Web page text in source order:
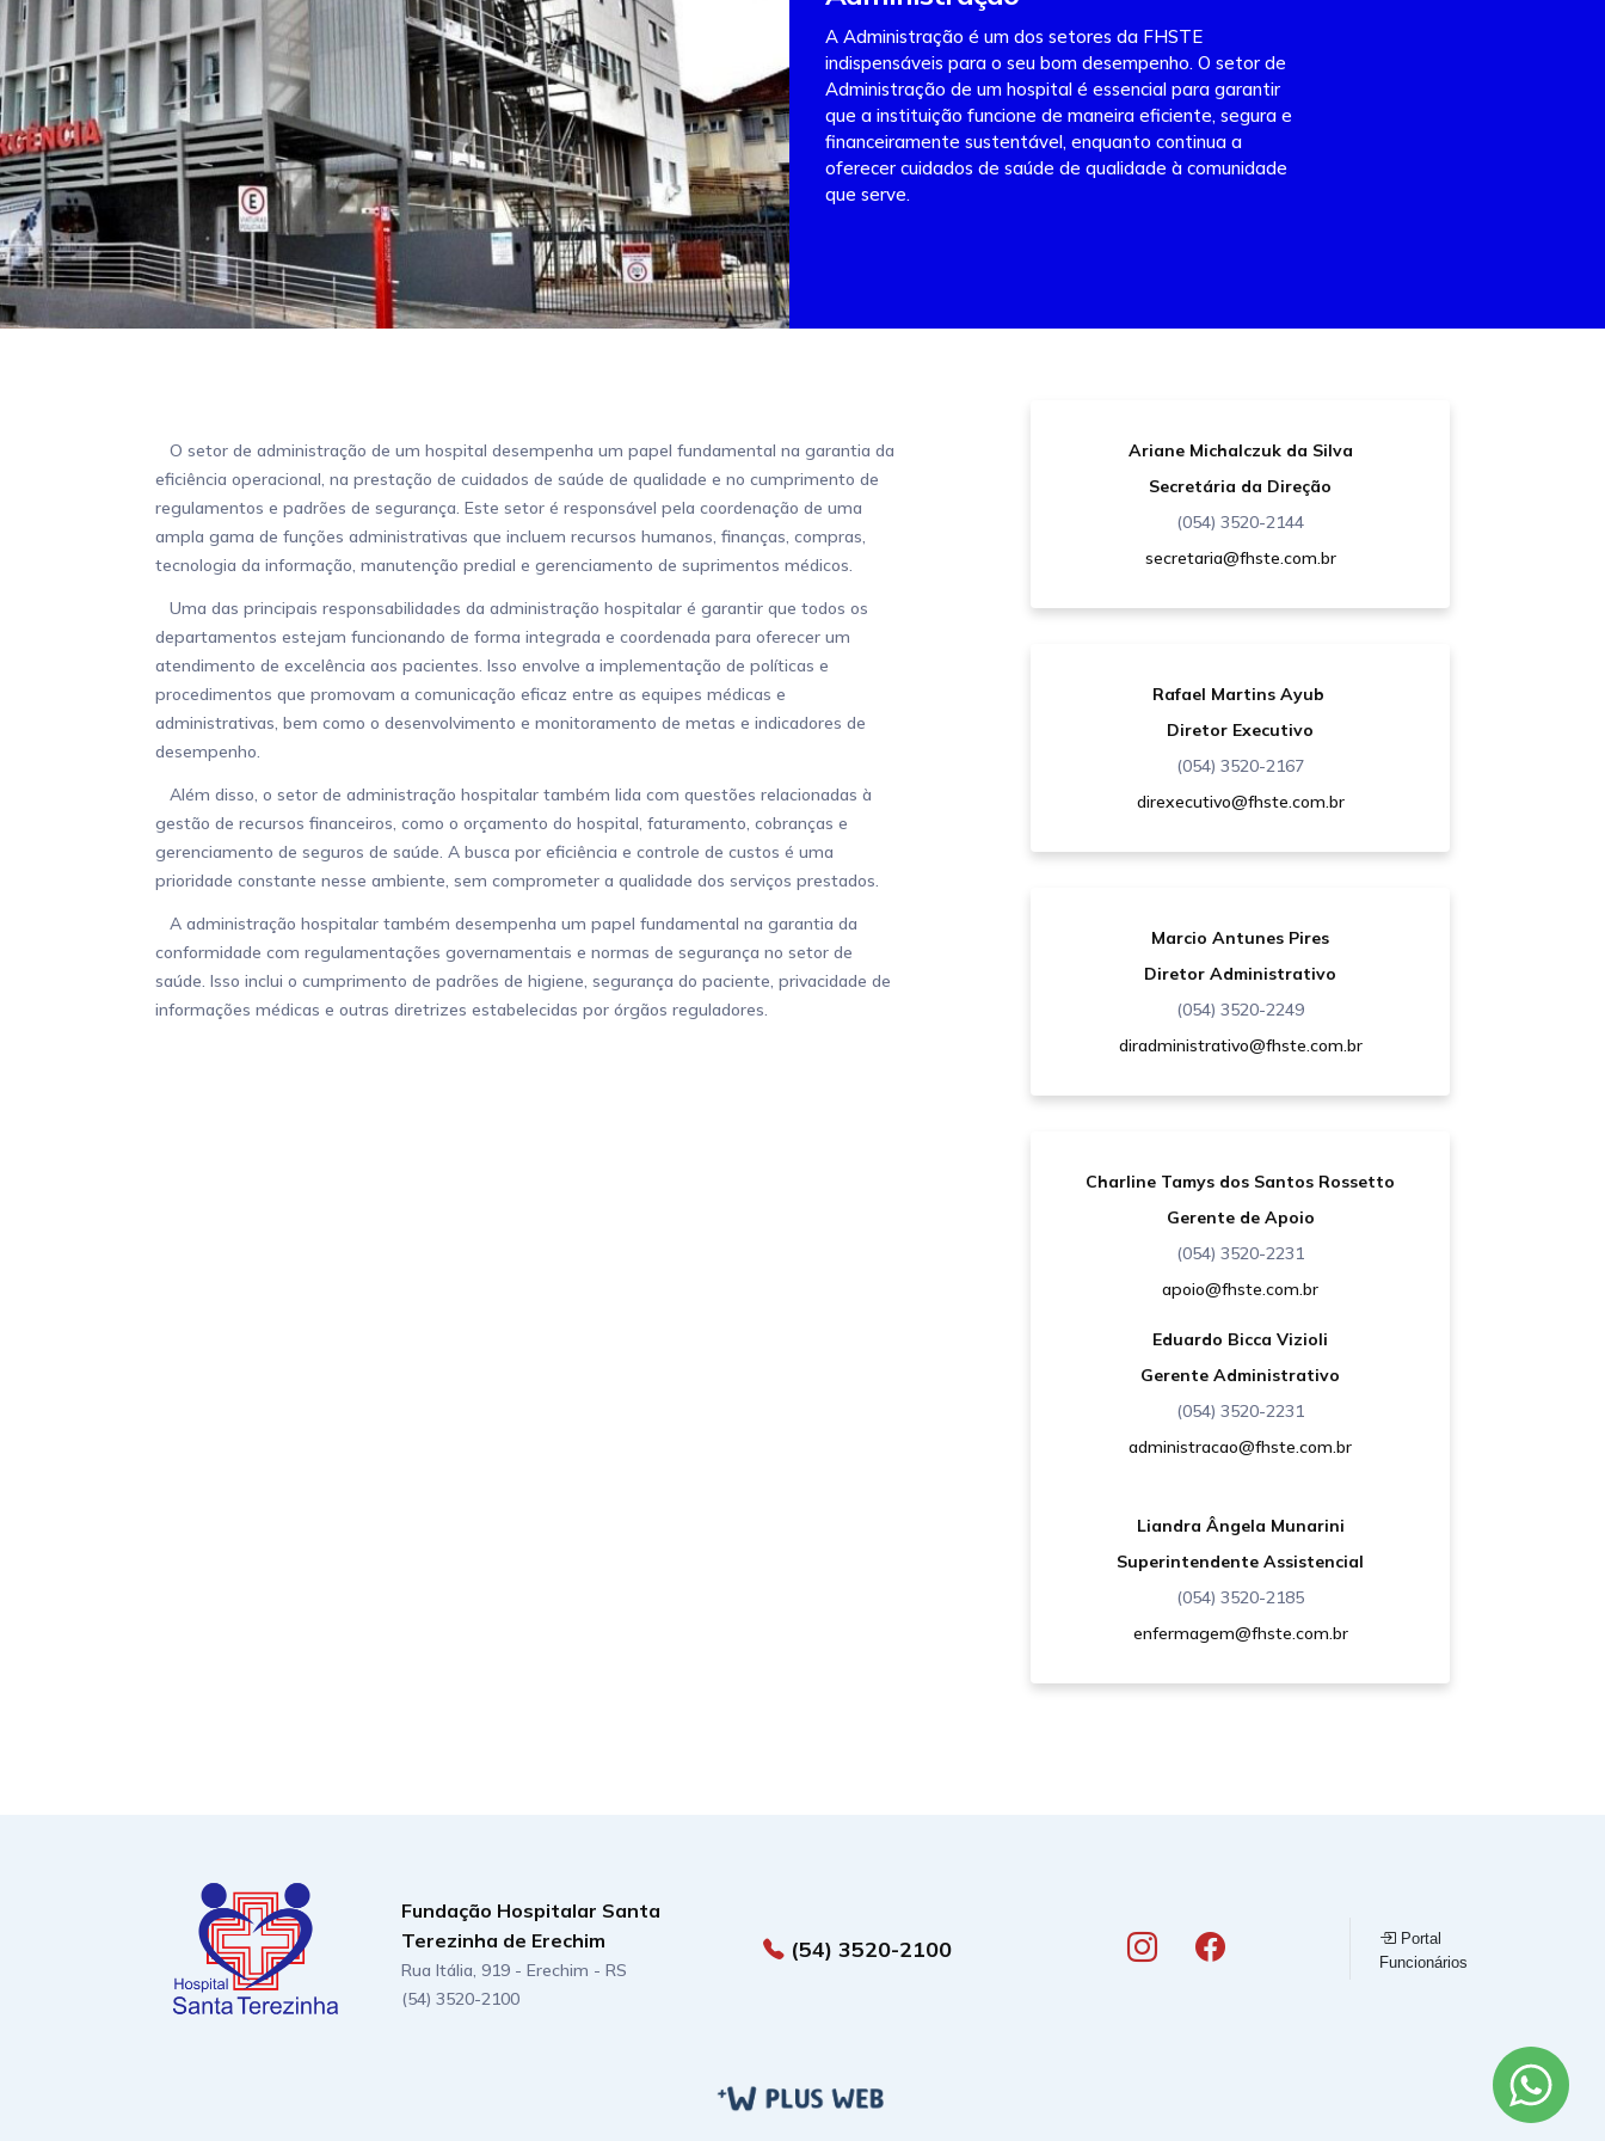
A Administração é um dos setores da FHSTE
indispensáveis para o seu bom desempenho. O setor de
Administração de um hospital é essencial para garantir
que a instituição funcione de maneira eficiente, segura e
financeiramente sustentável, enquanto continua a
oferecer cuidados de saúde de qualidade à comunidade
que serve.
O setor de administração de um hospital desempenha um papel fundamental na garantia da
eficiência operacional, na prestação de cuidados de saúde de qualidade e no cumprimento de
regulamentos e padrões de segurança. Este setor é responsável pela coordenação de uma
ampla gama de funções administrativas que incluem recursos humanos, finanças, compras,
tecnologia da informação, manutenção predial e gerenciamento de suprimentos médicos.
Uma das principais responsabilidades da administração hospitalar é garantir que todos os
departamentos estejam funcionando de forma integrada e coordenada para oferecer um
atendimento de excelência aos pacientes. Isso envolve a implementação de políticas e
procedimentos que promovam a comunicação eficaz entre as equipes médicas e
administrativas, bem como o desenvolvimento e monitoramento de metas e indicadores de
desempenho.
Além disso, o setor de administração hospitalar também lida com questões relacionadas à
gestão de recursos financeiros, como o orçamento do hospital, faturamento, cobranças e
gerenciamento de seguros de saúde. A busca por eficiência e controle de custos é uma
prioridade constante nesse ambiente, sem comprometer a qualidade dos serviços prestados.
A administração hospitalar também desempenha um papel fundamental na garantia da
conformidade com regulamentações governamentais e normas de segurança no setor de
saúde. Isso inclui o cumprimento de padrões de higiene, segurança do paciente, privacidade de
informações médicas e outras diretrizes estabelecidas por órgãos reguladores.
Ariane Michalczuk da Silva
Secretária da Direção
(054) 3520-2144
secretaria@fhste.com.br
Rafael Martins Ayub
Diretor Executivo
(054) 3520-2167
direxecutivo@fhste.com.br
Marcio Antunes Pires
Diretor Administrativo
(054) 3520-2249
diradministrativo@fhste.com.br
Charline Tamys dos Santos Rossetto
Gerente de Apoio
(054) 3520-2231
apoio@fhste.com.br
Eduardo Bicca Vizioli
Gerente Administrativo
(054) 3520-2231
administracao@fhste.com.br
Liandra Ângela Munarini
Superintendente Assistencial
(054) 3520-2185
enfermagem@fhste.com.br
Fundação Hospitalar Santa
Terezinha de Erechim
Rua Itália, 919 - Erechim - RS
(54) 3520-2100
(54) 3520-2100
Portal
Funcionários